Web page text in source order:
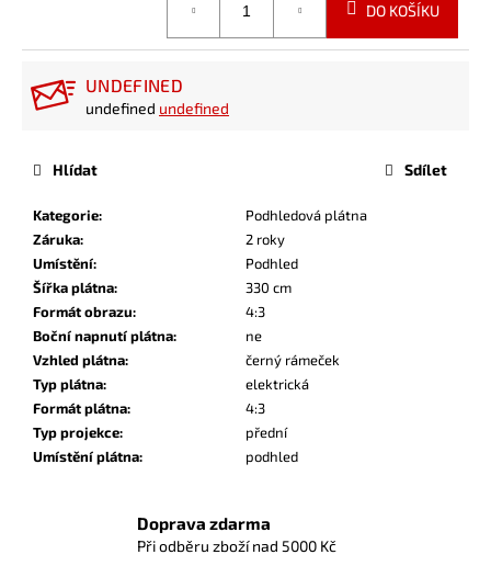
DO KOŠÍKU
UNDEFINED
undefined undefined
Kategorie:
Podhledová plátna
Záruka:
2 roky
Umístění:
Podhled
Šířka plátna:
330 cm
Formát obrazu:
4:3
Boční napnutí plátna:
ne
Vzhled plátna:
černý rámeček
Typ plátna:
elektrická
Formát plátna:
4:3
Typ projekce:
přední
Umístění plátna: podhled
Hlídat Sdílet
Doprava zdarma
Při odběru zboží nad 5000 Kč